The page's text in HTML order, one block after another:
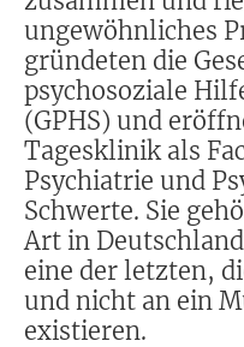
ungewöhnliches
gründeten die
psychosoziale
(GPHS) und
Tagesklinik als
Psychiatrie und
Schwerte. Sie
Art in
eine der letzten,
und nicht an ein
existieren.